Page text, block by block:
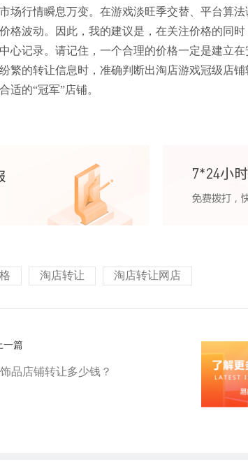
场行情瞬息万变。在游戏淡旺季交替、平台算
格波动。因此，我的建议是，在关注价格的同
心记录。请记住，一个合理的价格一定是建立
繁的转让信息时，准确判断出淘店游戏冠级店
适的“冠军”店铺。
淘店转让 淘店转让网店
一篇
品店铺转让多少钱？